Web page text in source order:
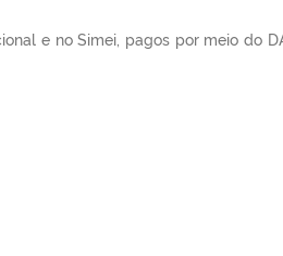
e no Simei, pagos por meio do